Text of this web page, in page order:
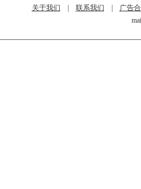
关于我们
联系我们
广告